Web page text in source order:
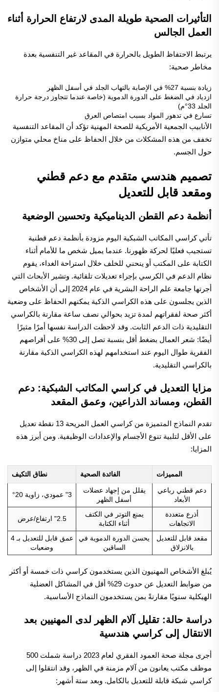
التأثيرات الصحية طويلة المدى لارتفاع الحرارة أثناء
العمل الجالس
يرتبط الاحتفاظ الطويل بالحرارة في المقاعد غير التنفسية بعدة
مخاطر صحية:
زيادة بنسبة 27% في الإصابة بالتهاب الجلد في أسفل الظهر
ازدياد في الضغط على الدورة الدموية (خاصة عندما تتجاوز درجة حرارة
الجلد 33°م)
تسارع في تدهور المواد بسبب امتصاص العرق
الأنابيب الجمعية الأمريكية للصحة المهنية تؤكد أن المقاعد التنفسية
تخفف من هذه المشكلات من خلال الحفاظ على مناخ محلي متوازن
حول الجسم.
تصميم هندسي متقدم مع دعم قطني
ومقعد قابل للتعديل
أنظمة دعم القطن الديناميكية وتحسين الوضعية
تأتي كراسي المكاتب الشبكية اليوم مزودة بأنظمة دعم قطنية
تستجيب فعليًا لحركة ظهورنا. عندما يميل شخص ما للأمام أثناء
الكتابة على المكتب أو ينحني للخلف خلال استراحة الغداء، يقوم
نظام الدعم في الكرسي بإجراء تعديلات تلقائية. وتشير الأبحاث التي
أجرتها جامعة علم الراحة البشرية في عام 2024 إلى أن الأشخاص
الذين يجلسون على هذه الكراسي الذكية يمكنهم الحفاظ على وضعية
أكثر صحة لفقراتهم لمدة تزيد بحوالي نصف ساعة مقارنة بالكراسي
التقليدية ذات الدعم الثابت. وقد لاحظت الدراسة نفسها أمرًا مثيرًا
أيضًا: شعر العمال بضغط أقل بنسبة تصل إلى 30% على أقراصهم
الفقرية طوال اليوم عند استخدامهم لهذه الكراسي الذكية مقارنة
بالكراسي التقليدية.
مزايا التعديل في كراسي المكاتب الشبكية: دعم
القطن، ومساند الذراعين، وعمق المقعد
تقدم النماذج المتميزة من كراسي العمل المريحة 13 نقطة تعديل
على الأقل لتلبية تنوع الأجسام والإعدادات الوظيفية. ومن أبرز هذه
المزايا:
المميزات الفائدة الصحية نطاق التكيف
دعم قطني رباعي
الأبعاد
يقلل من إجهاد عضلات
أسفل الظهر
3" عمودي، زاوية 20°
أذرع متعددة
الاتجاهات
يمنع التوتر في الكتف
أثناء الكتابة
2.5" ارتفاع/عرض
مقعد قابل للتعديل
بالانزلاق
يحسن الدورة الدموية في
الساقين
عمق قابل للتعديل بـ 4
وضعيات
يُبلغ الأشخاص المهنيون الذين يستخدمون كراسي ذات خمسة أو أكثر
من ضوابط التعديل عن حدوث 29% أقل في المشاكل العضلية
الهيكلية سنويًا مقارنةً بمن يستخدمون النماذج الأساسية.
دراسة حالة: تقليل آلام الظهر لدى المهنيين بعد
الانتقال إلى كراسي هندسية
أجرى مجلة صحة العمود الفقري لعام 2023 دراسة شملت 500
موظف مكتب يعانون من آلام مزمنة في الظهر، وقد انتقلوا إلى
كراسي شبكة قابلة للتعديل بالكامل. وبعد ستة أشهر: